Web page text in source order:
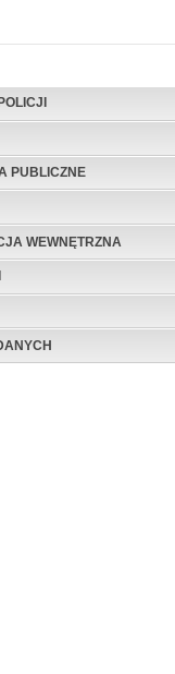
PUBLICZNE
WEWNĘTRZNA